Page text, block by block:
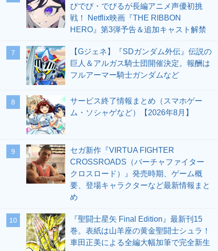
びでび・でびるが長編アニメ声優初挑
戦！ Netflix映画『THE RIBBON
HERO』第3弾予告＆追加キャスト解禁
7
【Gジェネ】『SDガンダム外伝』伝説の
巨人＆アルガス騎士団開催決定。報酬は
フルアーマー騎士ガンダムなど
8
サービス終了情報まとめ（スマホゲー
ム・ソシャゲなど）【2026年8月】
9
セガ新作『VIRTUA FIGHTER
CROSSROADS（バーチャファイター
クロスロード）』発売時期、ゲーム概
要、登場キャラクターなど最新情報まと
め
10
『聖闘士星矢 Final Edition』最新刊15
巻。表紙は山羊座の黄金聖闘士シュラ！
車田正美による全編大幅加筆で完全新生